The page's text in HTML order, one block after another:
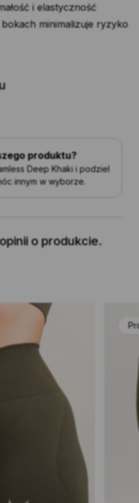
i elastyczność
minimalizuje ryzyko
produktu?
Deep Khaki i podziel
innym w wyborze.
o produkcie.